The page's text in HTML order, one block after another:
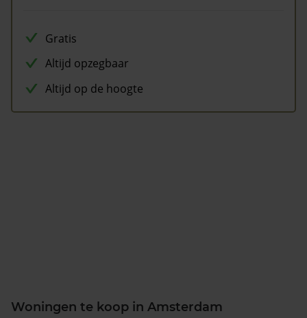
Gratis
Altijd opzegbaar
Altijd op de hoogte
Woningen te koop in Amsterdam